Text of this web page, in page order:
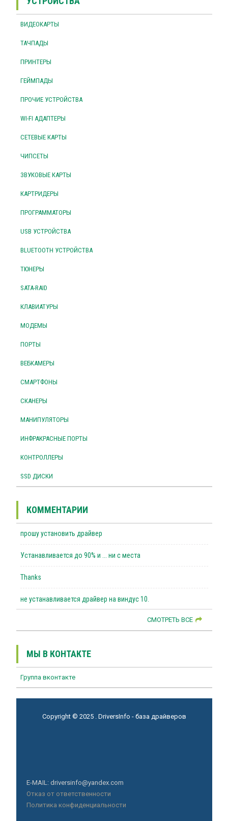
ВИДЕОКАРТЫ
ТАЧПАДЫ
ПРИНТЕРЫ
ГЕЙМПАДЫ
ПРОЧИЕ УСТРОЙСТВА
WI-FI АДАПТЕРЫ
СЕТЕВЫЕ КАРТЫ
ЧИПСЕТЫ
ЗВУКОВЫЕ КАРТЫ
КАРТРИДЕРЫ
ПРОГРАММАТОРЫ
USB УСТРОЙСТВА
BLUETOOTH УСТРОЙСТВА
ТЮНЕРЫ
SATA-RAID
КЛАВИАТУРЫ
МОДЕМЫ
ПОРТЫ
ВЕБКАМЕРЫ
СМАРТФОНЫ
СКАНЕРЫ
МАНИПУЛЯТОРЫ
ИНФРАКРАСНЫЕ ПОРТЫ
КОНТРОЛЛЕРЫ
SSD ДИСКИ
КОММЕНТАРИИ
прошу установить драйвер
Устанавливается до 90% и ... ни с места
Thanks
не устанавливается драйвер на виндус 10.
СМОТРЕТЬ ВСЕ
МЫ В КОНТАКТЕ
Группа вконтакте
Copyright © 2025 . DriversInfo - база драйверов
E-MAIL: driversinfo@yandex.com
Отказ от ответственности
Политика конфиденциальности